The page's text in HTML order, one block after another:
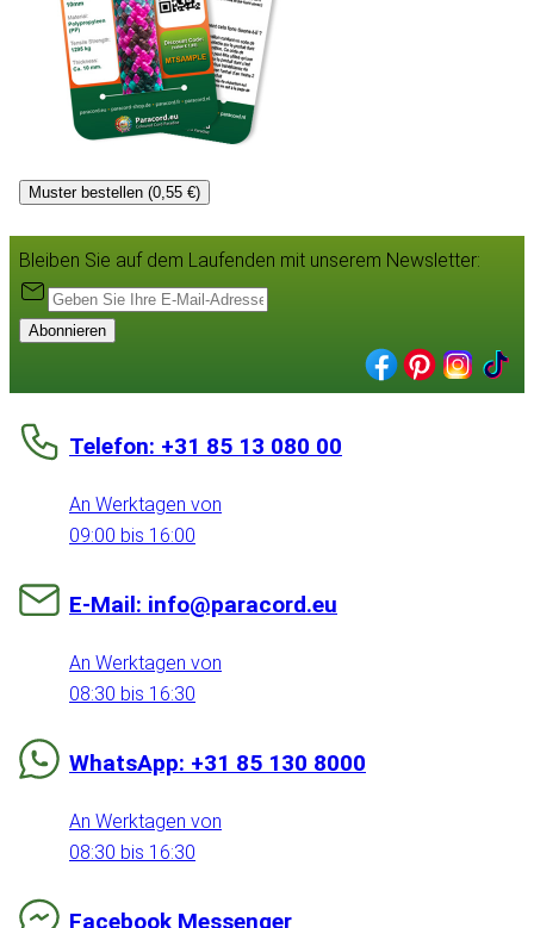
Muster bestellen (0,55 €)
Bleiben Sie auf dem Laufenden mit unserem Newsletter:
Abonnieren
Telefon: +31 85 13 080 00
An Werktagen von
09:00 bis 16:00
E-Mail: info@paracord.eu
An Werktagen von
08:30 bis 16:30
WhatsApp: +31 85 130 8000
An Werktagen von
08:30 bis 16:30
Facebook Messenger